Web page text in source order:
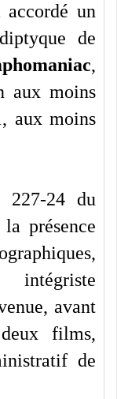
un
de
,
aux moins
aux moins
227-24 du
présence
avant
films,
de